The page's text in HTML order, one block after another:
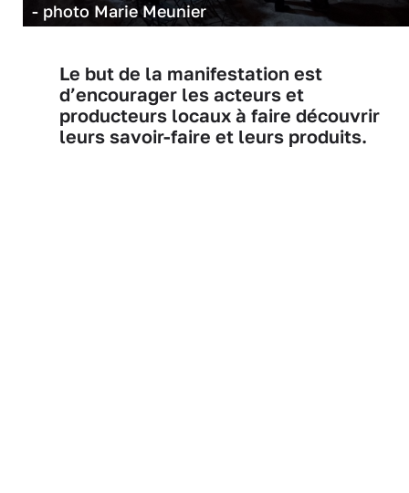
- photo Marie Meunier
Le but de la manifestation est
d’encourager les acteurs et
producteurs locaux à faire découvrir
leurs savoir-faire et leurs produits.